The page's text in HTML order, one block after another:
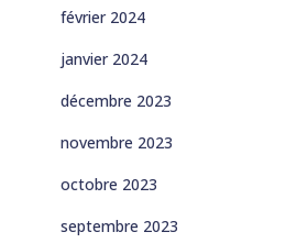
février 2024
janvier 2024
décembre 2023
novembre 2023
octobre 2023
septembre 2023